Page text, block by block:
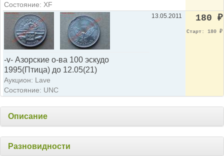
Состояние: XF
-v- Азорские о-ва 100 эскудо
1995(Птица) до 12.05(21)
Аукцион: Lave
Состояние: UNC
13.05.2011 180 ₽
Старт: 180 ₽
Описание
Разновидности